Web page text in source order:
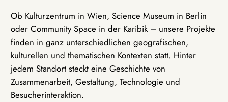
Ob Kulturzentrum in Wien, Science Museum in Berlin
oder Community Space in der Karibik – unsere Projekte
finden in ganz unterschiedlichen geografischen,
kulturellen und thematischen Kontexten statt. Hinter
jedem Standort steckt eine Geschichte von
Zusammenarbeit, Gestaltung, Technologie und
Besucherinteraktion.